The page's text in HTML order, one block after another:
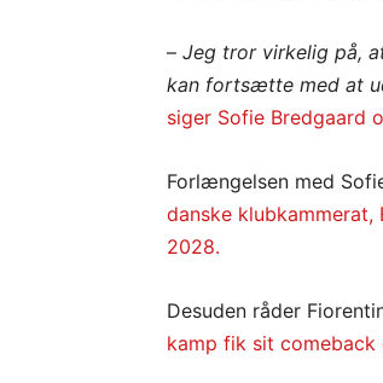
– Jeg tror virkelig på,
kan fortsætte med at
siger Sofie Bredgaard
Forlængelsen med
danske
2028.
Desuden råder
kamp fik sit